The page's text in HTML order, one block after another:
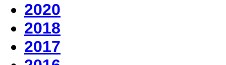
2020
2018
2017